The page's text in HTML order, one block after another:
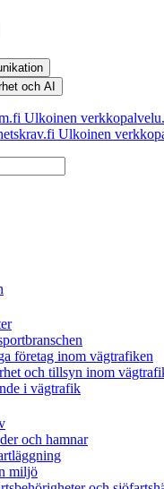
och AI
Ulkoinen verkkopalvelu.
Ulkoinen
företag inom vägtrafiken
och tillsyn inom
i vägtrafik
och hamnar
miljö